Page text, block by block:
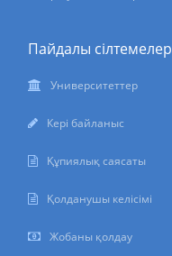
Пайдалы сілтемелер
Университеттер
Кері байланыс
Құпиялық саясаты
Қолданушы келісімі
Жобаны қолдау